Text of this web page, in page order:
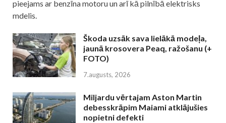
pieejams ar benzīna motoru un arī kā pilnībā elektrisks
mdelis.
Škoda uzsāk sava lielākā modeļa,
jaunā krosovera Peaq, ražošanu (+
FOTO)
7.augusts, 2026
Miljardu vērtajam Aston Martin
debesskrāpim Maiami atklājušies
nopietni defekti